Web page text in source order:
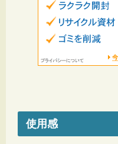
使用感